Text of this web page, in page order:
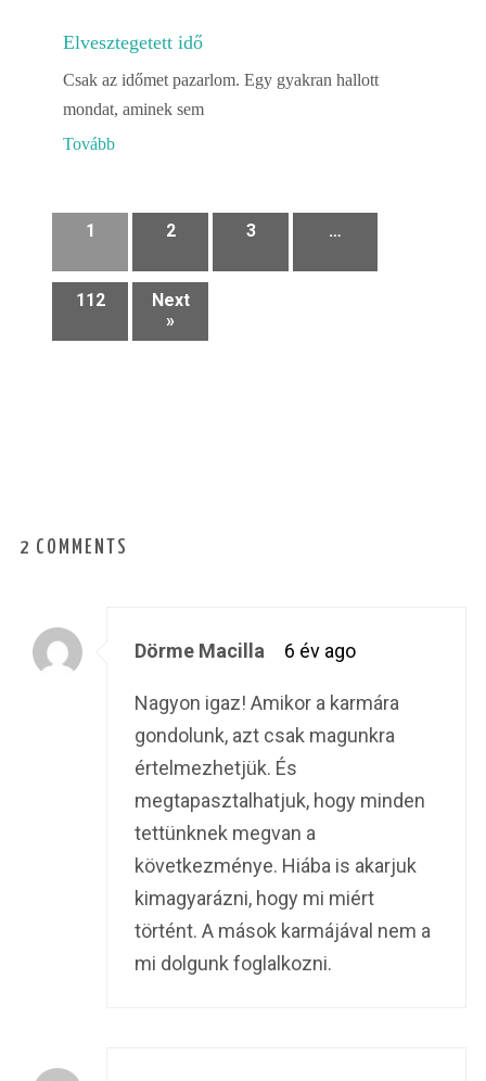
Elvesztegetett idő
Csak az időmet pazarlom. Egy gyakran hallott
mondat, aminek sem
Tovább
1 2 3 …
112
Next
»
2 COMMENTS
Dörme Macilla 6 év ago
Nagyon igaz! Amikor a karmára
gondolunk, azt csak magunkra
értelmezhetjük. És
megtapasztalhatjuk, hogy minden
tettünknek megvan a
következménye. Hiába is akarjuk
kimagyarázni, hogy mi miért
történt. A mások karmájával nem a
mi dolgunk foglalkozni.